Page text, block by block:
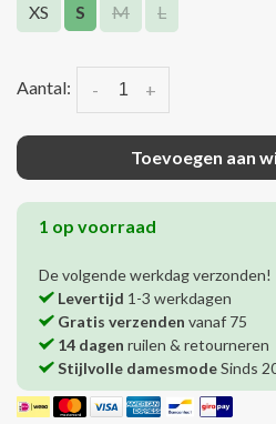
XS S M L
Aantal: +
-
Toevoegen aan
1 op voorraad
De volgende werkdag verzonden!
Levertijd 1-3 werkdagen
Gratis verzenden vanaf 75
14 dagen ruilen & retourneren
Stijlvolle damesmodeSinds